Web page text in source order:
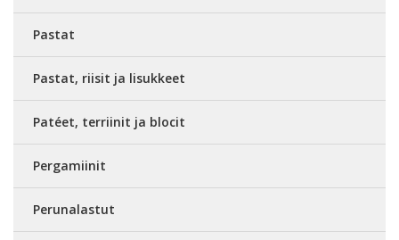
Pastat
Pastat, riisit ja lisukkeet
Patéet, terriinit ja blocit
Pergamiinit
Perunalastut